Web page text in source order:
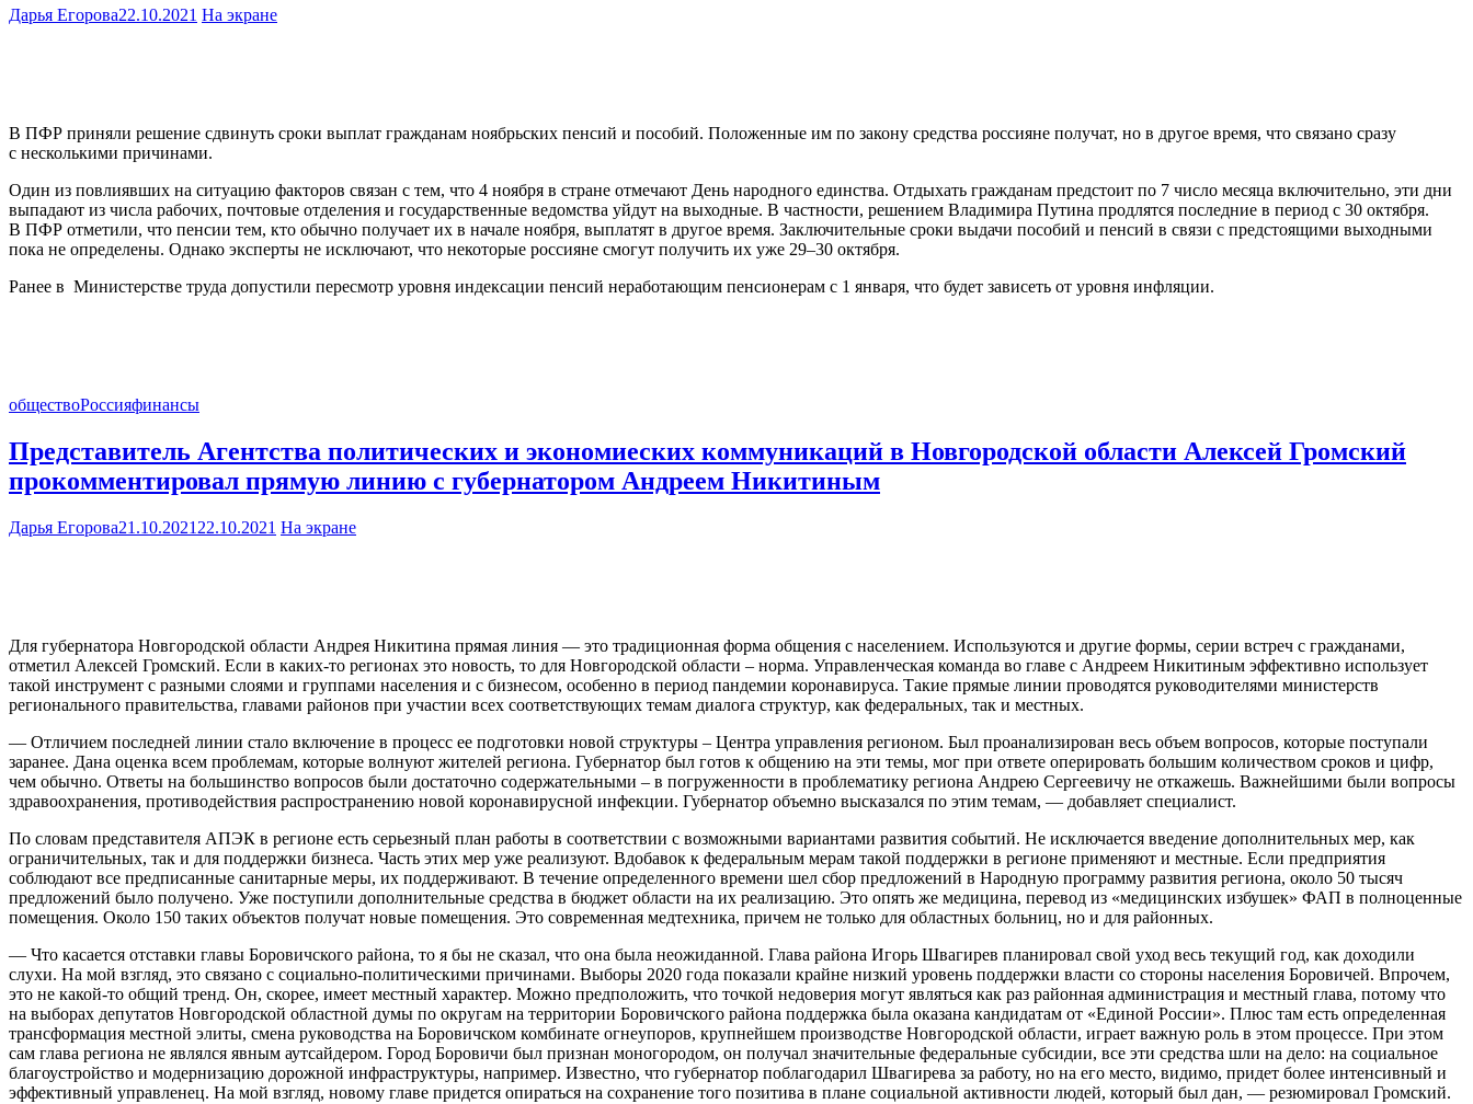
Дарья Егорова22.10.2021 На экране
В ПФР приняли решение сдвинуть сроки выплат гражданам ноябрьских пенсий и пособий. Положенные им по закону средства россияне получат, но в другое время, что связано сразу
с несколькими причинами.
Один из повлиявших на ситуацию факторов связан с тем, что 4 ноября в стране отмечают День народного единства. Отдыхать гражданам предстоит по 7 число месяца включительно, эти дни
выпадают из числа рабочих, почтовые отделения и государственные ведомства уйдут на выходные. В частности, решением Владимира Путина продлятся последние в период с 30 октября.
В ПФР отметили, что пенсии тем, кто обычно получает их в начале ноября, выплатят в другое время. Заключительные сроки выдачи пособий и пенсий в связи с предстоящими выходными
пока не определены. Однако эксперты не исключают, что некоторые россияне смогут получить их уже 29–30 октября.
Ранее в Министерстве труда допустили пересмотр уровня индексации пенсий неработающим пенсионерам с 1 января, что будет зависеть от уровня инфляции.
обществоРоссияфинансы
Представитель Агентства политических и экономиеских коммуникаций в Новгородской области Алексей Громский
прокомментировал прямую линию с губернатором Андреем Никитиным
Дарья Егорова21.10.2021 22.10.2021 На экране
Для губернатора Новгородской области Андрея Никитина прямая линия — это традиционная форма общения с населением. Используются и другие формы, серии встреч с гражданами,
отметил Алексей Громский. Если в каких-то регионах это новость, то для Новгородской области – норма. Управленческая команда во главе с Андреем Никитиным эффективно использует
такой инструмент с разными слоями и группами населения и с бизнесом, особенно в период пандемии коронавируса. Такие прямые линии проводятся руководителями министерств
регионального правительства, главами районов при участии всех соответствующих темам диалога структур, как федеральных, так и местных.
— Отличием последней линии стало включение в процесс ее подготовки новой структуры – Центра управления регионом. Был проанализирован весь объем вопросов, которые поступали
заранее. Дана оценка всем проблемам, которые волнуют жителей региона. Губернатор был готов к общению на эти темы, мог при ответе оперировать большим количеством сроков и цифр,
чем обычно. Ответы на большинство вопросов были достаточно содержательными – в погруженности в проблематику региона Андрею Сергеевичу не откажешь. Важнейшими были вопросы
здравоохранения, противодействия распространению новой коронавирусной инфекции. Губернатор объемно высказался по этим темам, — добавляет специалист.
По словам представителя АПЭК в регионе есть серьезный план работы в соответствии с возможными вариантами развития событий. Не исключается введение дополнительных мер, как
ограничительных, так и для поддержки бизнеса. Часть этих мер уже реализуют. Вдобавок к федеральным мерам такой поддержки в регионе применяют и местные. Если предприятия
соблюдают все предписанные санитарные меры, их поддерживают. В течение определенного времени шел сбор предложений в Народную программу развития региона, около 50 тысяч
предложений было получено. Уже поступили дополнительные средства в бюджет области на их реализацию. Это опять же медицина, перевод из «медицинских избушек» ФАП в полноценные
помещения. Около 150 таких объектов получат новые помещения. Это современная медтехника, причем не только для областных больниц, но и для районных.
— Что касается отставки главы Боровичского района, то я бы не сказал, что она была неожиданной. Глава района Игорь Швагирев планировал свой уход весь текущий год, как доходили
слухи. На мой взгляд, это связано с социально-политическими причинами. Выборы 2020 года показали крайне низкий уровень поддержки власти со стороны населения Боровичей. Впрочем,
это не какой-то общий тренд. Он, скорее, имеет местный характер. Можно предположить, что точкой недоверия могут являться как раз районная администрация и местный глава, потому что
на выборах депутатов Новгородской областной думы по округам на территории Боровичского района поддержка была оказана кандидатам от «Единой России». Плюс там есть определенная
трансформация местной элиты, смена руководства на Боровичском комбинате огнеупоров, крупнейшем производстве Новгородской области, играет важную роль в этом процессе. При этом
сам глава региона не являлся явным аутсайдером. Город Боровичи был признан моногородом, он получал значительные федеральные субсидии, все эти средства шли на дело: на социальное
благоустройство и модернизацию дорожной инфраструктуры, например. Известно, что губернатор поблагодарил Швагирева за работу, но на его место, видимо, придет более интенсивный и
эффективный управленец. На мой взгляд, новому главе придется опираться на сохранение того позитива в плане социальной активности людей, который был дан, — резюмировал Громский.